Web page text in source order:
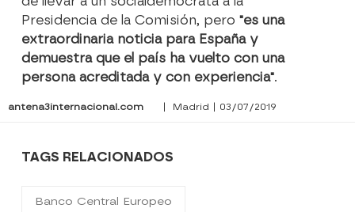
Presidencia de la Comisión, pero "es una
extraordinaria noticia para España y
demuestra que el país ha vuelto con una
persona acreditada y con experiencia".
antena3internacional.com | Madrid | 03/07/2019
TAGS RELACIONADOS
Banco Central Europeo